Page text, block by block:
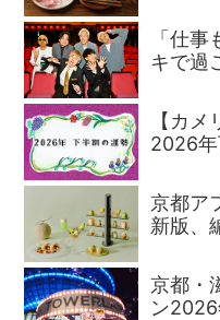
「仕
キで過
【カ
2026年
京都ア
新版、
京都・
ン